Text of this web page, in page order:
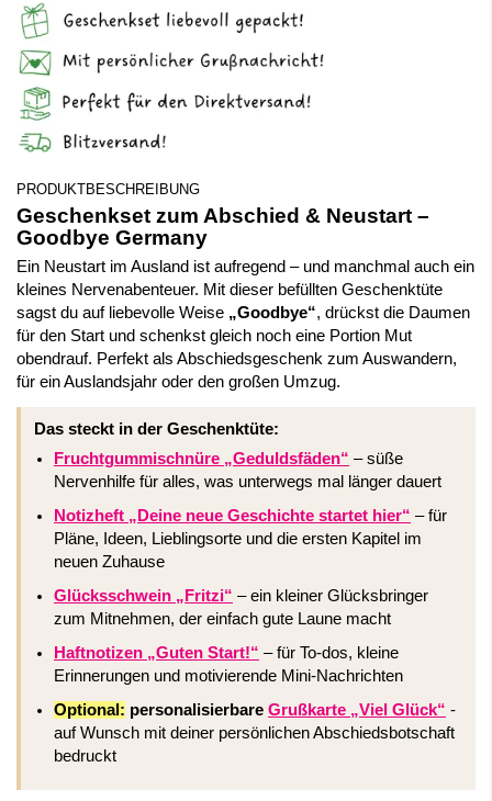
PRODUKTBESCHREIBUNG
Geschenkset zum Abschied & Neustart –
Goodbye Germany
Ein Neustart im Ausland ist aufregend – und manchmal auch ein
kleines Nervenabenteuer. Mit dieser befüllten Geschenktüte
sagst du auf liebevolle Weise „Goodbye“, drückst die Daumen
für den Start und schenkst gleich noch eine Portion Mut
obendrauf. Perfekt als Abschiedsgeschenk zum Auswandern,
für ein Auslandsjahr oder den großen Umzug.
Das steckt in der Geschenktüte:
Fruchtgummischnüre „Geduldsfäden“ – süße
Nervenhilfe für alles, was unterwegs mal länger dauert
Notizheft „Deine neue Geschichte startet hier“ – für
Pläne, Ideen, Lieblingsorte und die ersten Kapitel im
neuen Zuhause
Glücksschwein „Fritzi“ – ein kleiner Glücksbringer
zum Mitnehmen, der einfach gute Laune macht
Haftnotizen „Guten Start!“ – für To-dos, kleine
Erinnerungen und motivierende Mini-Nachrichten
Optional: personalisierbare Grußkarte „Viel Glück“ -
auf Wunsch mit deiner persönlichen Abschiedsbotschaft
bedruckt